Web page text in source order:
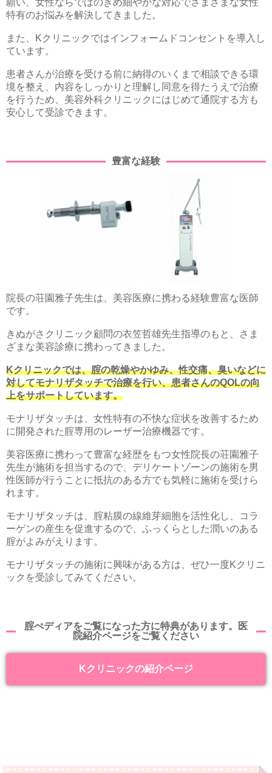
願い、女性ならではのきめ細やかな対応でさまざまな女性
特有のお悩みを解決してきました。
また、Kクリニックではインフォームドコンセントを導入し
ています。
患者さんが治療を受ける前に納得のいくまで相談できる環
境を整え、内容をしっかりと理解し同意を得たうえで治療
を行うため、美容外科クリニックにはじめて通院する方も
安心して受診できます。
豊富な経験
院長の荘園雅子先生は、美容医療に携わる経験豊富な医師
です。
きぬがさクリニック顧問の衣笠哲雄先生指導のもと、さま
ざまな美容診療に携わってきました。
Kクリニックでは、腟の乾燥やかゆみ、性交痛、臭いなどに
対してモナリザタッチで治療を行い、患者さんのQOLの向
上をサポートしています。
モナリザタッチは、女性特有の不快な症状を改善するため
に開発された腟専用のレーザー治療機器です。
美容医療に携わって豊富な経歴をもつ女性院長の荘園雅子
先生が施術を担当するので、デリケートゾーンの施術を男
性医師が行うことに抵抗のある方でも気軽に施術を受けら
れます。
モナリザタッチは、腟粘膜の線維芽細胞を活性化し、コラ
ーゲンの産生を促進するので、ふっくらとした潤いのある
腟がよみがえります。
モナリザタッチの施術に興味がある方は、ぜひ一度Kクリニ
ックを受診してみてください。
腟ぺディアをご覧になった方に特典があります。医
院紹介ページをご覧ください
Kクリニックの紹介ページ